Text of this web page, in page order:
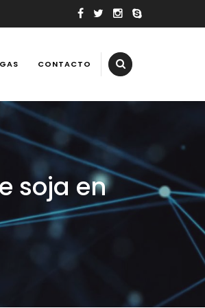
laptops y consolas de videojuegos,
CONTACTO
soja en